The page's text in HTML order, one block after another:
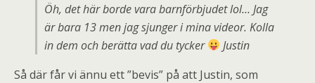
Öh, det här borde vara barnförbjudet lol… Jag
är bara 13 men jag sjunger i mina videor. Kolla
in dem och berätta vad du tycker
Justin
Så där får vi ännu ett ”bevis” på att Justin, som